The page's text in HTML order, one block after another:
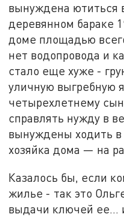
вынуждена ютиться
деревянном бараке
доме площадью
нет водопровода и
стало еще хуже -
уличную выгребную
четырехлетнему
справлять нужду в
вынуждены ходить в
хозяйка дома — на
Казалось бы, если
жилье - так это
выдачи ключей ее...